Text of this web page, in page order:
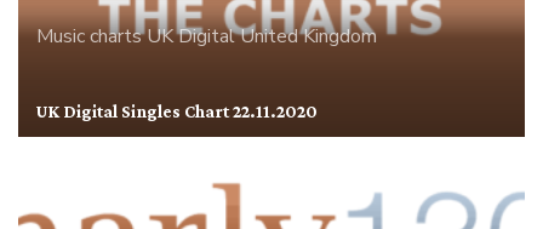
Music chartsUK DigitalUnited Kingdom
UK Digital Singles Chart 22.11.2020